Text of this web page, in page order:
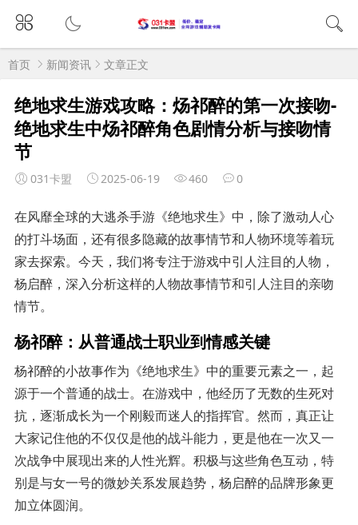
首页 新闻资讯 文章正文
绝地求生游戏攻略：炀祁醉的第一次接吻-
绝地求生中炀祁醉角色剧情分析与接吻情
节
031卡盟 2025-06-19 460 0
在风靡全球的大逃杀手游《绝地求生》中，除了激动人心
的打斗场面，还有很多隐藏的故事情节和人物环境等着玩
家去探索。今天，我们将专注于游戏中引人注目的人物，
杨启醉，深入分析这样的人物故事情节和引人注目的亲吻
情节。
杨祁醉：从普通战士职业到情感关键
杨祁醉的小故事作为《绝地求生》中的重要元素之一，起
源于一个普通的战士。在游戏中，他经历了无数的生死对
抗，逐渐成长为一个刚毅而迷人的指挥官。然而，真正让
大家记住他的不仅仅是他的战斗能力，更是他在一次又一
次战争中展现出来的人性光辉。积极与这些角色互动，特
别是与女一号的微妙关系发展趋势，杨启醉的品牌形象更
加立体圆润。